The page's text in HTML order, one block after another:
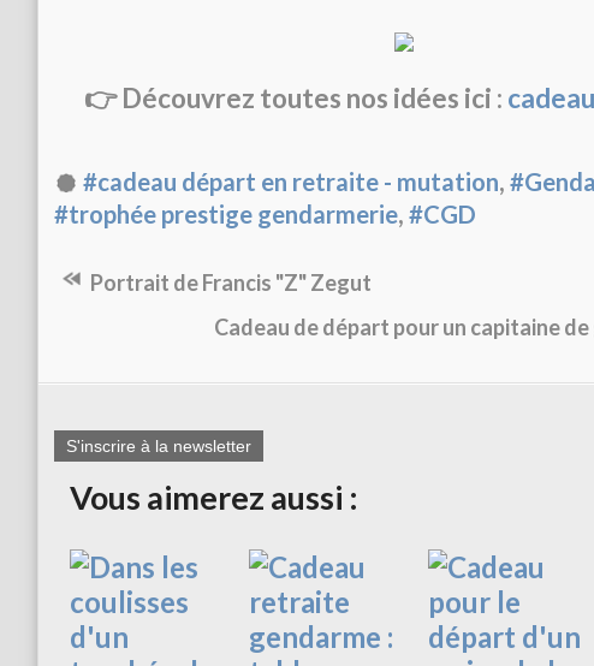
👉 Découvrez toutes nos idées ici :
#cadeau départ en retraite - mutation,
#trophée prestige gendarmerie, #CGD
Portrait de Francis "Z" Zegut
Cadeau de départ pour un capitaine
S'inscrire à la newsletter
Vous aimerez aussi :